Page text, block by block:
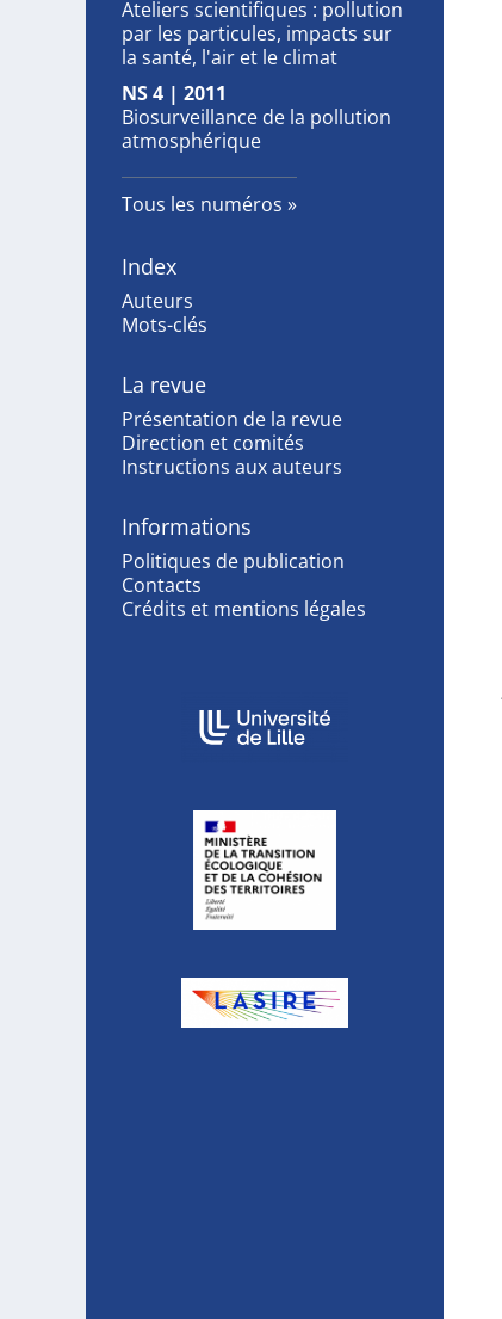
Ateliers scientifiques : pollution
par les particules, impacts sur
la santé, l'air et le climat
NS 4 | 2011
Biosurveillance de la pollution
atmosphérique
Tous les numéros
Index
Auteurs
Mots-clés
La revue
Présentation de la revue
Direction et comités
Instructions aux auteurs
Informations
Politiques de publication
Contacts
Crédits et mentions légales
Affiliations/partenaires